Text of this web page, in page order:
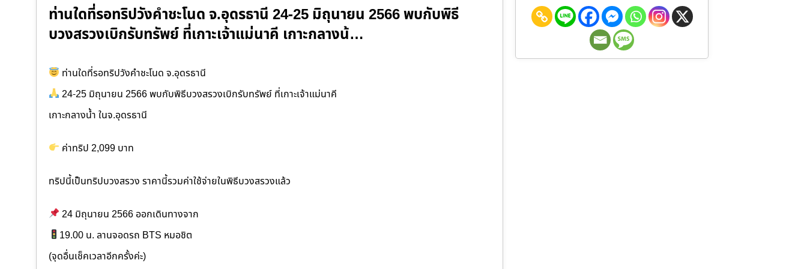
ท่านใดที่รอทริปวังคำชะโนด จ.อุดรธานี 24-25 มิถุนายน 2566 พบกับพิธี
บวงสรวงเบิกรับทรัพย์ ที่เกาะเจ้าแม่นาคี เกาะกลางน้…
ท่านใดที่รอทริปวังคำชะโนด จ.อุดรธานี
24-25 มิถุนายน 2566 พบกับพิธีบวงสรวงเบิกรับทรัพย์ ที่เกาะเจ้าแม่นาคี
เกาะกลางน้ำ ในจ.อุดรธานี
ค่าทริป 2,099 บาท
ทริปนี้เป็นทริปบวงสรวง ราคานี้รวมค่าใช้จ่ายในพิธีบวงสรวงแล้ว
24 มิถุนายน 2566 ออกเดินทางจาก
19.00 น. ลานจอดรถ BTS หมอชิต
(จุดอื่นเช็คเวลาอีกครั้งค่ะ)